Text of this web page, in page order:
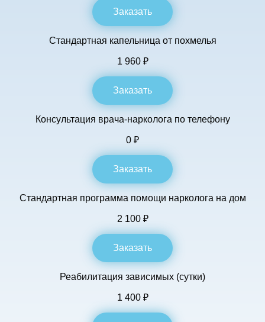
Заказать
Стандартная капельница от похмелья
1 960 ₽
Заказать
Консультация врача-нарколога по телефону
0 ₽
Заказать
Стандартная программа помощи нарколога на дом
2 100 ₽
Заказать
Реабилитация зависимых (сутки)
1 400 ₽